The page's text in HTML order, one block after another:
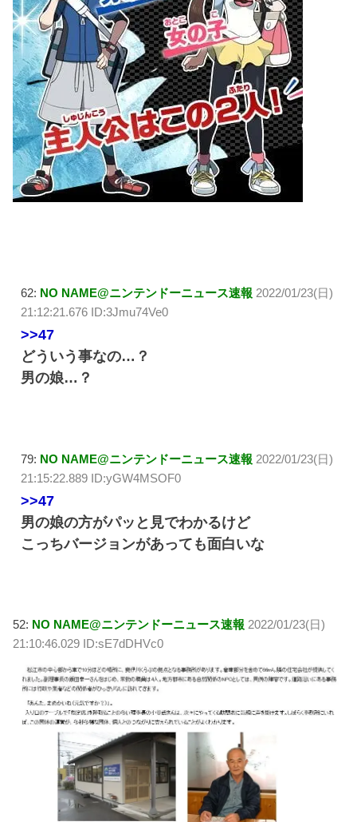
62: NO NAME@ニンテンドーニュース速報 2022/01/23(日)
21:12:21.676 ID:3Jmu74Ve0
>>47
どういう事なの…？
男の娘…？
79: NO NAME@ニンテンドーニュース速報 2022/01/23(日)
21:15:22.889 ID:yGW4MSOF0
>>47
男の娘の方がパッと見でわかるけど
こっちバージョンがあっても面白いな
52: NO NAME@ニンテンドーニュース速報 2022/01/23(日)
21:10:46.029 ID:sE7dDHVc0